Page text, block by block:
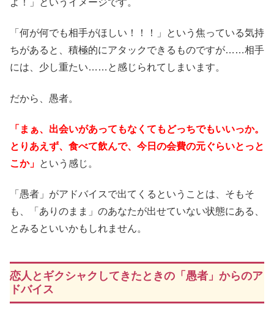
「何が何でも相手がほしい！！！」という焦っている気持
ちがあると、積極的にアタックできるものですが……相手
には、少し重たい……と感じられてしまいます。
だから、愚者。
「まぁ、出会いがあってもなくてもどっちでもいいっか。
とりあえず、食べて飲んで、今日の会費の元ぐらいとっと
こか」 という感じ。
「愚者」がアドバイスで出てくるということは、そもそ
も、「ありのまま」のあなたが出せていない状態にある、
とみるといいかもしれません。
恋人とギクシャクしてきたときの「愚者」からのア
ドバイス